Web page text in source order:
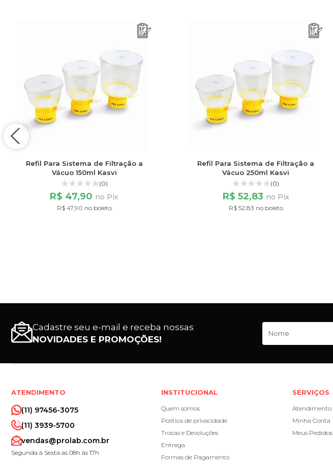
Refil Para Sistema de Filtração a
Vácuo 150ml Kasvi
(0)
R$ 47,90 no Pix
R$ 47,90 no boleto
Refil Para Sistema de Filtração a
Vácuo 250ml Kasvi
(0)
R$ 52,83 no Pix
R$ 52,83 no boleto
Cadastre seu e-mail e receba nossas
NOVIDADES E PROMOÇÕES!
ATENDIMENTO
(11) 97456-3075
(11) 3939-5700
vendas@prolab.com.br
Segunda à Sexta as 08h às 17h
INSTITUCIONAL
Quem somos
Política de privacidade
Trocas e Devoluções
Entrega
Formas de Pagamento
SERVIÇOS
Atendimento
Minha Conta
Meus Pedidos